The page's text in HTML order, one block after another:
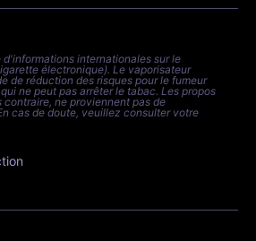
d'informations internationales sur le
électronique). Le vaporisateur
de réduction des risques pour le fumeur
ne peut pas arrêter le tabac. Les propos
contraire, ne proviennent pas de
cas de doute, veuillez consulter votre